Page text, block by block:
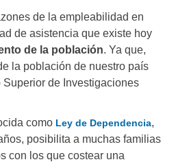
de la empleabilidad en
de asistencia que existe hoy
de la población. Ya que,
la población de nuestro país
de Investigaciones
como Ley de Dependencia,
posibilita a muchas familias
con los que costear una